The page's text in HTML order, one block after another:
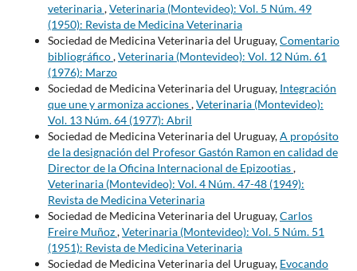
veterinaria,Veterinaria (Montevideo): Vol. 5 Núm. 49
(1950): Revista de Medicina Veterinaria
Sociedad de Medicina Veterinaria del Uruguay,Comentario
bibliográfico,Veterinaria (Montevideo): Vol. 12 Núm. 61
(1976): Marzo
Sociedad de Medicina Veterinaria del Uruguay, Integración
que une y armoniza acciones,Veterinaria (Montevideo):
Vol. 13 Núm. 64 (1977): Abril
Sociedad de Medicina Veterinaria del Uruguay,A propósito
de la designación del Profesor Gastón Ramon en calidad de
Director de la Oficina Internacional de Epizootias,
Veterinaria (Montevideo): Vol. 4 Núm. 47-48 (1949):
Revista de Medicina Veterinaria
Sociedad de Medicina Veterinaria del Uruguay,Carlos
Freire Muñoz,Veterinaria (Montevideo): Vol. 5 Núm. 51
(1951): Revista de Medicina Veterinaria
Sociedad de Medicina Veterinaria del Uruguay, Evocando